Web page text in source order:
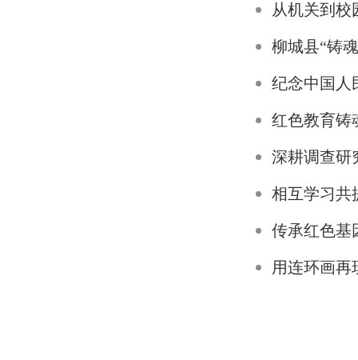
从机关到
柳城县“铸
纪念中国人
红色教育铸
深耕调查研
相互学习共
传承红色基
用连环画